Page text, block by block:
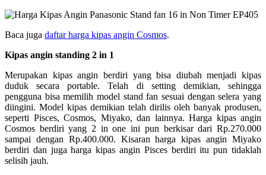
Baca juga daftar harga kipas angin Cosmos.
Kipas angin standing 2 in 1
Merupakan kipas angin berdiri yang bisa diubah menjadi kipas
duduk secara portable. Telah di setting demikian, sehingga
pengguna bisa memilih model stand fan sesuai dengan selera yang
diingini. Model kipas demikian telah dirilis oleh banyak produsen,
seperti Pisces, Cosmos, Miyako, dan lainnya. Harga kipas angin
Cosmos berdiri yang 2 in one ini pun berkisar dari Rp.270.000
sampai dengan Rp.400.000. Kisaran harga kipas angin Miyako
berdiri dan juga harga kipas angin Pisces berdiri itu pun tidaklah
selisih jauh.